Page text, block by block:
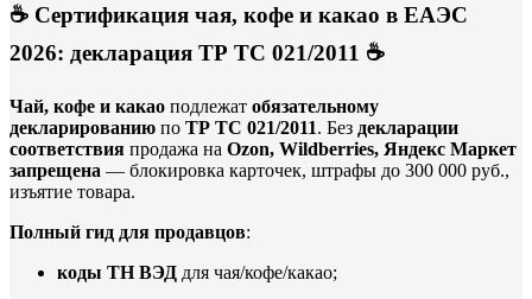
☕ Сертификация чая, кофе и какао в ЕАЭС
2026: декларация ТР ТС 021/2011 ☕
Чай, кофе и какао подлежат обязательному
декларированию по ТР ТС 021/2011. Без декларации
соответствия продажа на Ozon, Wildberries, Яндекс Маркет
запрещена — блокировка карточек, штрафы до 300 000 руб.,
изъятие товара.
Полный гид для продавцов:
коды ТН ВЭД для чая/кофе/какао;